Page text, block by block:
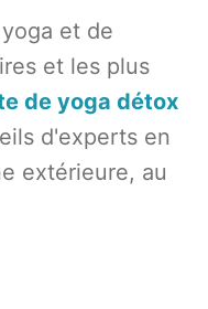
et de
et les plus
de yoga détox
d'experts en
extérieure, au